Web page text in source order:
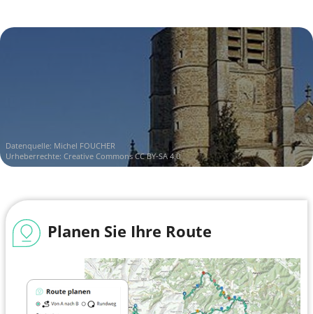
Datenquelle: Michel FOUCHER
Urheberrechte: Creative Commons CC BY-SA 4.0
Planen Sie Ihre Route